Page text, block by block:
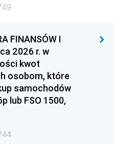
FINANSÓW I
2026 r. w
kwot
osobom, które
samochodów
lub FSO 1500,